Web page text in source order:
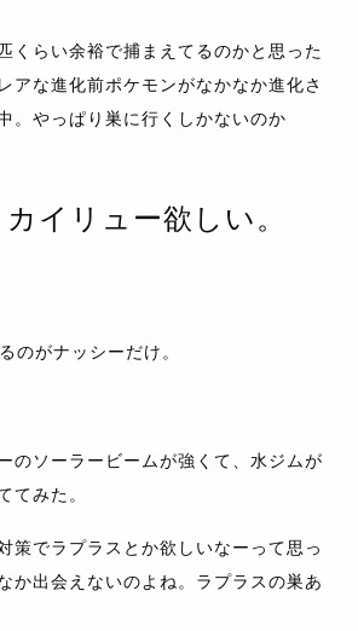
くらい余裕で捕まえてるのかと思った
アな進化前ポケモンがなかなか進化さ
。やっぱり巣に行くしかないのか
イリュー欲しい。
のがナッシーだけ。
のソーラービームが強くて、水ジムが
てみた。
策でラプラスとか欲しいなーって思っ
か出会えないのよね。ラプラスの巣あ